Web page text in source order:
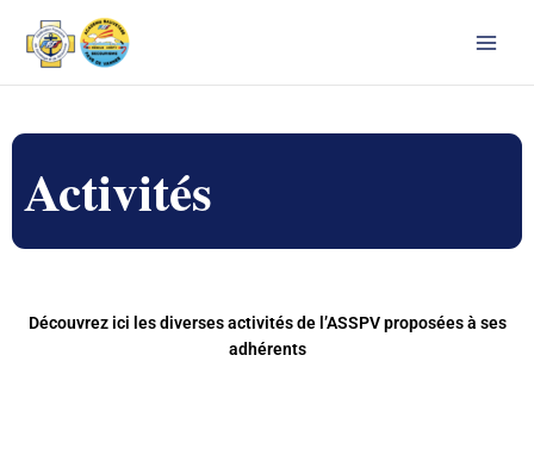
contenu
Activités
Découvrez ici les diverses activités de l’ASSPV proposées à ses
adhérents